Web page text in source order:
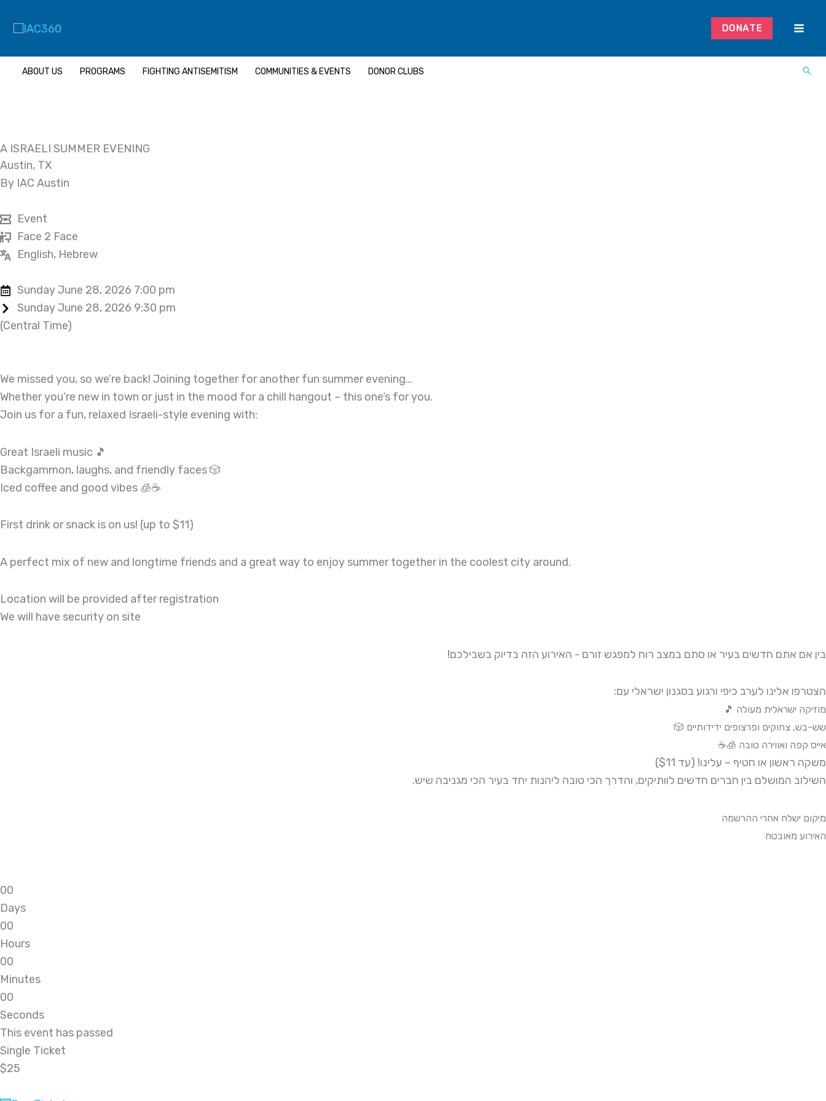
DONATE
ABOUT US PROGRAMS FIGHTING ANTISEMITISM COMMUNITIES & EVENTS DONOR CLUBS
A ISRAELI SUMMER EVENING
Austin, TX
By IAC Austin
Event
Face 2 Face
English, Hebrew
Sunday June 28, 2026 7:00 pm
Sunday June 28, 2026 9:30 pm
(Central Time)
We missed you, so we’re back! Joining together for another fun summer evening…
Whether you’re new in town or just in the mood for a chill hangout – this one’s for you.
Join us for a fun, relaxed Israeli-style evening with:
Great Israeli music 🎵
Backgammon, laughs, and friendly faces 🎲
Iced coffee and good vibes 🧊☕
First drink or snack is on us! (up to $11)
A perfect mix of new and longtime friends and a great way to enjoy summer together in the coolest city around.
Location will be provided after registration
We will have security on site
בין אם אתם חדשים בעיר או סתם במצב רוח למפגש זורם - האירוע הזה בדיוק בשבילכם!
הצטרפו אלינו לערב כיפי ורגוע בסגנון ישראלי עם:
מוזיקה ישראלית מעולה 🎵
שש-בש, צחוקים ופרצופים ידידותיים 🎲
אייס קפה ואווירה טובה 🧊☕
משקה ראשון או חטיף – עלינו! (עד $11)
השילוב המושלם בין חברים חדשים לוותיקים, והדרך הכי טובה ליהנות יחד בעיר הכי מגניבה שיש.
מיקום ישלח אחרי ההרשמה
האירוע מאובטח
00
Days
00
Hours
00
Minutes
00
Seconds
This event has passed
Single Ticket
$25